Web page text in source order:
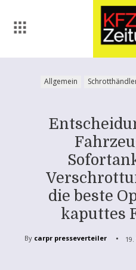
Allgemein
die beste
kaputtes
By carpr presseverteiler